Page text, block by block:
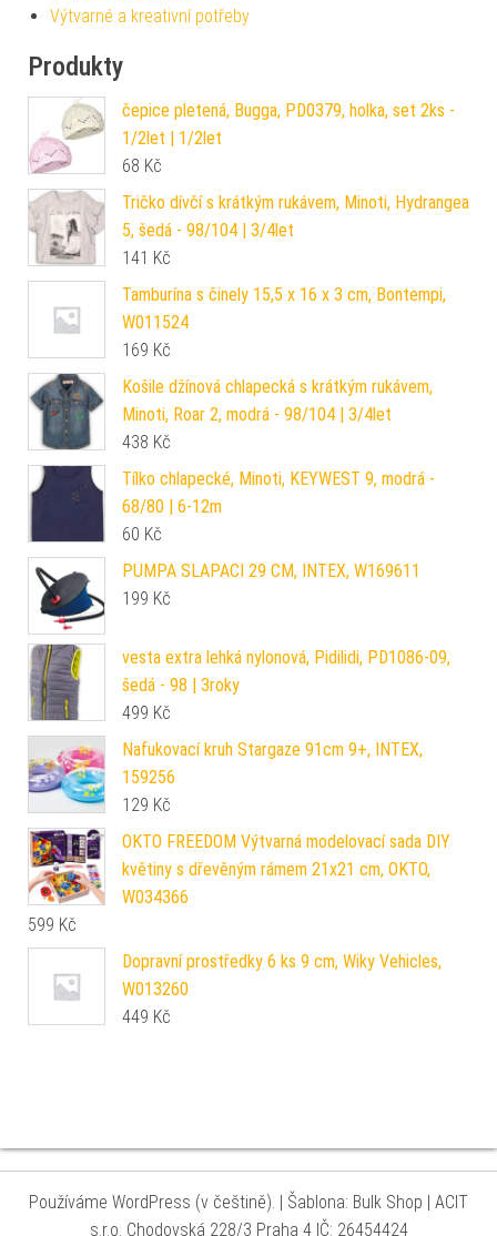
Výtvarné a kreativní potřeby
Produkty
čepice pletená, Bugga, PD0379, holka, set 2ks -
1/2let | 1/2let
68 Kč
Tričko dívčí s krátkým rukávem, Minoti, Hydrangea
5, šedá - 98/104 | 3/4let
141 Kč
Tamburína s činely 15,5 x 16 x 3 cm, Bontempi,
W011524
169 Kč
Košile džínová chlapecká s krátkým rukávem,
Minoti, Roar 2, modrá - 98/104 | 3/4let
438 Kč
Tílko chlapecké, Minoti, KEYWEST 9, modrá -
68/80 | 6-12m
60 Kč
PUMPA SLAPACI 29 CM, INTEX, W169611
199 Kč
vesta extra lehká nylonová, Pidilidi, PD1086-09,
šedá - 98 | 3roky
499 Kč
Nafukovací kruh Stargaze 91cm 9+, INTEX,
159256
129 Kč
OKTO FREEDOM Výtvarná modelovací sada DIY
květiny s dřevěným rámem 21x21 cm, OKTO,
W034366
599 Kč
Dopravní prostředky 6 ks 9 cm, Wiky Vehicles,
W013260
449 Kč
Používáme WordPress (v češtině). | Šablona: Bulk Shop | ACIT
s.r.o. Chodovská 228/3 Praha 4 IČ: 26454424